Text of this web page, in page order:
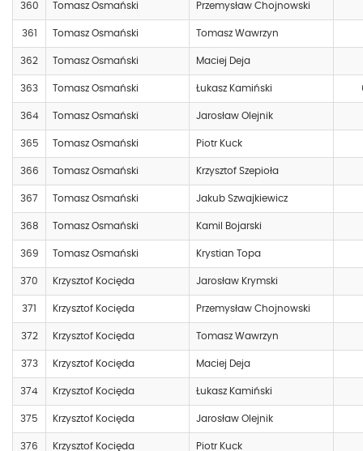
360 Tomasz Osmański Przemysław Chojnowski
361 Tomasz Osmański Tomasz Wawrzyn
362 Tomasz Osmański Maciej Deja
363 Tomasz Osmański Łukasz Kamiński
364 Tomasz Osmański Jarosław Olejnik
365 Tomasz Osmański Piotr Kuck
366 Tomasz Osmański Krzysztof Szepioła
367 Tomasz Osmański Jakub Szwajkiewicz
368 Tomasz Osmański Kamil Bojarski
369 Tomasz Osmański Krystian Topa
370 Krzysztof Kocięda Jarosław Krymski
371 Krzysztof Kocięda Przemysław Chojnowski
372 Krzysztof Kocięda Tomasz Wawrzyn
373 Krzysztof Kocięda Maciej Deja
374 Krzysztof Kocięda Łukasz Kamiński
375 Krzysztof Kocięda Jarosław Olejnik
376 Krzysztof Kocięda Piotr Kuck